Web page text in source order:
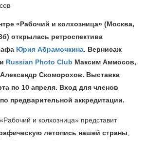
«Рабочий и колхозница» (Москва,
открылась ретроспектива
Юрия Абрамочкина. Вернисаж
Russian Photo Club Максим Аммосов,
Скоморохов. Выставка
по 10 апреля. Вход для членов
предварительной аккредитации.
и колхозница» представит
летопись нашей страны